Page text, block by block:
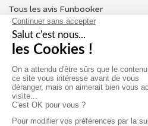
Tous les avis Funbooker
Particuliers, entreprises,
Notre service client est ouvert du
Nous contacter